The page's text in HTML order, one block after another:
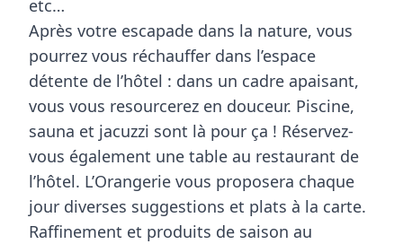
etc…
Après votre escapade dans la nature, vous
pourrez vous réchauffer dans l’espace
détente de l’hôtel : dans un cadre apaisant,
vous vous resourcerez en douceur. Piscine,
sauna et jacuzzi sont là pour ça ! Réservez-
vous également une table au restaurant de
l’hôtel. L’Orangerie vous proposera chaque
jour diverses suggestions et plats à la carte.
Raffinement et produits de saison au